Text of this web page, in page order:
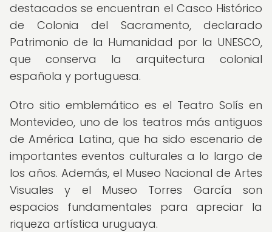
destacados se encuentran el Casco Histórico
de Colonia del Sacramento, declarado
Patrimonio de la Humanidad por la UNESCO,
que conserva la arquitectura colonial
española y portuguesa.
Otro sitio emblemático es el Teatro Solís en
Montevideo, uno de los teatros más antiguos
de América Latina, que ha sido escenario de
importantes eventos culturales a lo largo de
los años. Además, el Museo Nacional de Artes
Visuales y el Museo Torres García son
espacios fundamentales para apreciar la
riqueza artística uruguaya.